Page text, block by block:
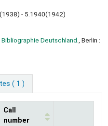
- 5.1940(1942)
Deutschland.
, Berlin :
( 1 )
Call
number